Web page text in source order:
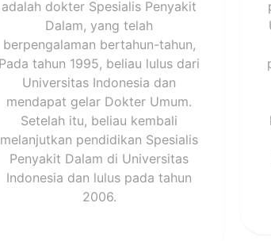
adalah dokter Spesialis Penyakit
Dalam, yang telah
berpengalaman bertahun-tahun,
Pada tahun 1995, beliau lulus dari
Universitas Indonesia dan
mendapat gelar Dokter Umum.
Setelah itu, beliau kembali
melanjutkan pendidikan Spesialis
Penyakit Dalam di Universitas
Indonesia dan lulus pada tahun
2006.